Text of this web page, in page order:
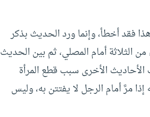
فقد أخطأ، وإنما ورد الحديث بذكر
أمام المصلي، ثم بين الحديث
الأخرى سبب قطع المرأة
مرَّ أمام الرجل لا يفتتن به، وليس